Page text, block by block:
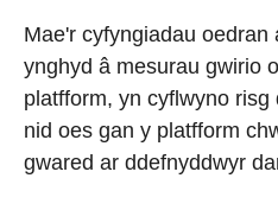
Mae'r cyfyngiadau oedran
ynghyd â mesurau gwirio
platfform, yn cyflwyno
nid oes gan y platfform
gwared ar ddefnyddwyr